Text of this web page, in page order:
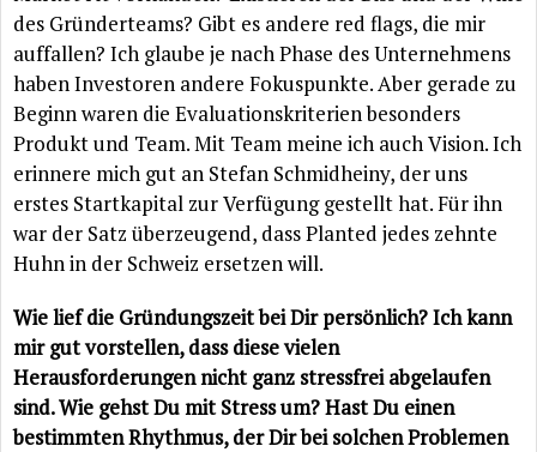
des Gründerteams? Gibt es andere red flags, die mir
auffallen? Ich glaube je nach Phase des Unternehmens
haben Investoren andere Fokuspunkte. Aber gerade zu
Beginn waren die Evaluationskriterien besonders
Produkt und Team. Mit Team meine ich auch Vision. Ich
erinnere mich gut an Stefan Schmidheiny, der uns
erstes Startkapital zur Verfügung gestellt hat. Für ihn
war der Satz überzeugend, dass Planted jedes zehnte
Huhn in der Schweiz ersetzen will.
Wie lief die Gründungszeit bei Dir persönlich? Ich kann
mir gut vorstellen, dass diese vielen
Herausforderungen nicht ganz stressfrei abgelaufen
sind. Wie gehst Du mit Stress um? Hast Du einen
bestimmten Rhythmus, der Dir bei solchen Problemen